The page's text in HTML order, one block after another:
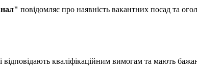
повідомляє про наявність вакантних посад та
відповідають кваліфікаційним вимогам та мають